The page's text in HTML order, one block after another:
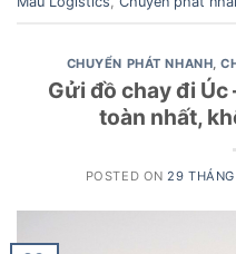
CHUYỂN PHÁT NHANH,
Gửi đồ chay đi Úc
toàn nhất,
POSTED ON 29